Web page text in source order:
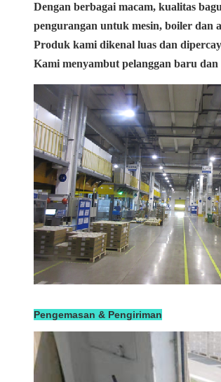
Dengan berbagai macam, kualitas
pengurangan untuk mesin, boiler dan
Produk kami dikenal luas dan
Kami menyambut pelanggan baru
Pengemasan & Pengiriman